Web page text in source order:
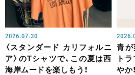
2026.07.30
〈スタンダード カリフォルニ
ア〉のTシャツで、この夏は西
海岸ムードを楽しもう！
青が
ト
やか！